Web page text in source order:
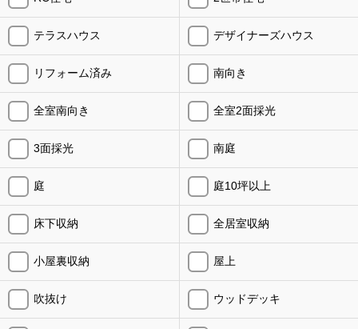
テラスハウス デザイナーズハウス
リフォーム済み 南向き
全室南向き 全室2面採光
3面採光 南庭
庭 庭10坪以上
床下収納 全居室収納
小屋裏収納 屋上
吹抜け ウッドデッキ